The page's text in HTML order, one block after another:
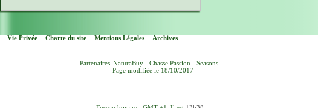
Vie Privée Charte du site Mentions Légales Archives
Partenaires NaturaBuy Chasse Passion
Seasons
- Page modifiée le 18/10/2017